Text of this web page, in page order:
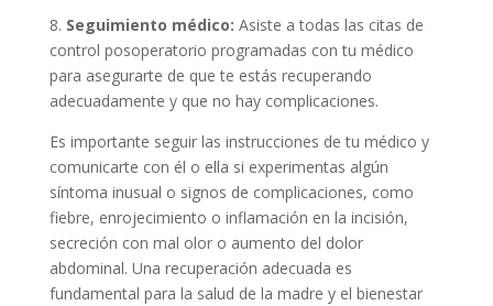
8. Seguimiento médico: Asiste a todas las citas de
control posoperatorio programadas con tu médico
para asegurarte de que te estás recuperando
adecuadamente y que no hay complicaciones.
Es importante seguir las instrucciones de tu médico y
comunicarte con él o ella si experimentas algún
síntoma inusual o signos de complicaciones, como
fiebre, enrojecimiento o inflamación en la incisión,
secreción con mal olor o aumento del dolor
abdominal. Una recuperación adecuada es
fundamental para la salud de la madre y el bienestar